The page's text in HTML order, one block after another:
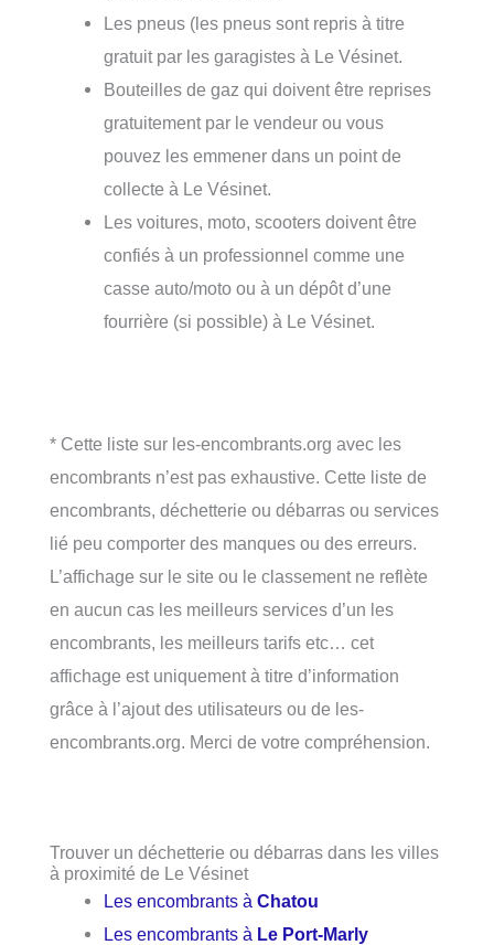
Les pneus (les pneus sont repris à titre
gratuit par les garagistes à Le Vésinet.
Bouteilles de gaz qui doivent être reprises
gratuitement par le vendeur ou vous
pouvez les emmener dans un point de
collecte à Le Vésinet.
Les voitures, moto, scooters doivent être
confiés à un professionnel comme une
casse auto/moto ou à un dépôt d’une
fourrière (si possible) à Le Vésinet.
* Cette liste sur les-encombrants.org avec les
encombrants n’est pas exhaustive. Cette liste de
encombrants, déchetterie ou débarras ou services
lié peu comporter des manques ou des erreurs.
L’affichage sur le site ou le classement ne reflète
en aucun cas les meilleurs services d’un les
encombrants, les meilleurs tarifs etc… cet
affichage est uniquement à titre d’information
grâce à l’ajout des utilisateurs ou de les-
encombrants.org. Merci de votre compréhension.
Trouver un déchetterie ou débarras dans les villes
à proximité de Le Vésinet
Les encombrants àChatou
Les encombrants à Le Port-Marly